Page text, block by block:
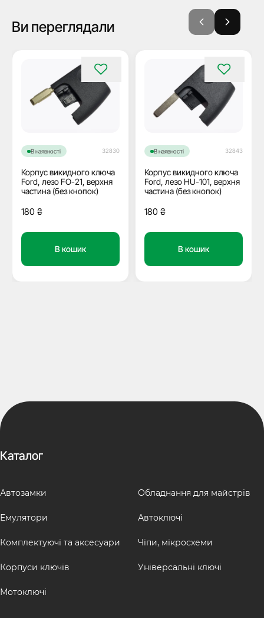
Ви переглядали
В наявності 32830
Корпус викидного ключа
Ford, лезо FO-21, верхня
частина (без кнопок)
180 ₴
В кошик
В наявності 32843
Корпус викидного ключа
Ford, лезо HU-101, верхня
частина (без кнопок)
180 ₴
В кошик
Каталог
Автозамки
Емулятори
Комплектуючі та аксесуари
Корпуси ключів
Мотоключі
Обладнання для майстрів
Автоключі
Чіпи, мікросхеми
Універсальні ключі